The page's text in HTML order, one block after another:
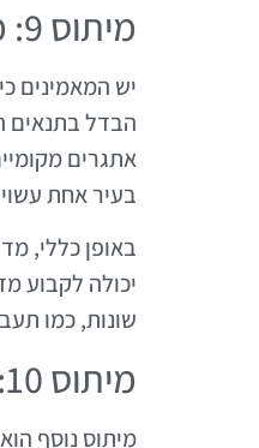
מיתוס 9: מדדי קיימות עירוניים הם מדדים אוניברסליים
יש המאמינים
הבדל בתנאים
אתגרים
בעיר אחת
באופן כללי,
יכולה לקבוע
שונות, כמו
מיתוס 10: מדדי קיימות עירוניים הם מסמכים טכניים בלבד
מיתוס נוסף